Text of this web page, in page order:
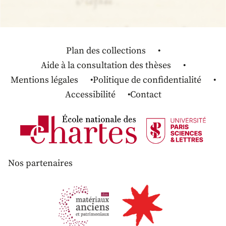
Plan des collections
Aide à la consultation des thèses
Mentions légales
Politique de confidentialité
Accessibilité
Contact
Nos partenaires